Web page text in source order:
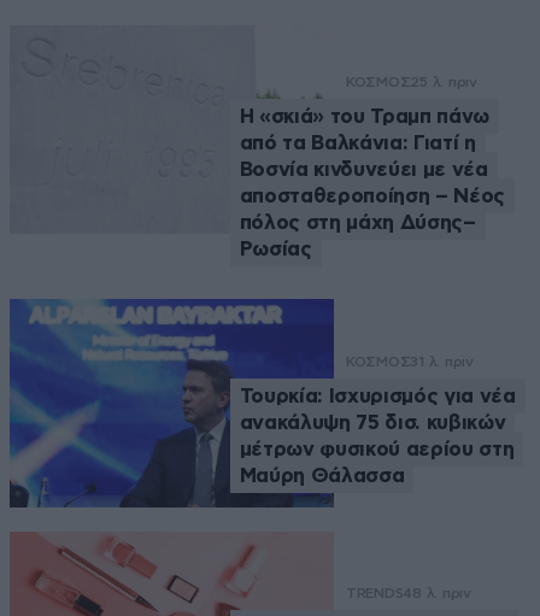
ΚΟΣΜΟΣ25 λ. πριν
Η «σκιά» του Τραμπ πάνω
από τα Βαλκάνια: Γιατί η
Βοσνία κινδυνεύει με νέα
αποσταθεροποίηση – Νέος
πόλος στη μάχη Δύσης–
Ρωσίας
ΚΟΣΜΟΣ31 λ. πριν
Τουρκία: Ισχυρισμός για νέα
ανακάλυψη 75 δισ. κυβικών
μέτρων φυσικού αερίου στη
Μαύρη Θάλασσα
TRENDS48 λ. πριν